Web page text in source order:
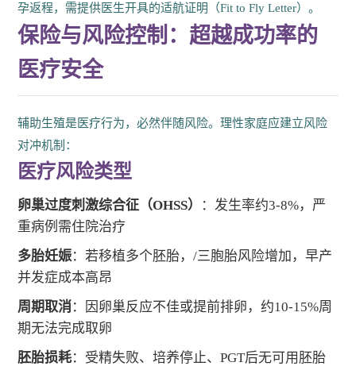
孕返程，需提供医生开具的适航证明（Fit to Fly Letter）。
保险与风险控制：超越成功率的
医疗安全
辅助生殖是医疗行为，必然伴随风险。理性家庭应建立风险
对冲机制：
医疗风险类型
卵巢过度刺激综合征（OHSS）
：发生率约3-8%，严
重病例需住院治疗
多胎妊娠：若移植多个胚胎，/三胞胎风险增加，早产
并发症成本高昂
周期取消 ：因卵巢反应不佳或提前排卵，约10-15%周
期无法完成取卵
胚胎损耗：受精失败、培养停止、PGT后无可用胚胎